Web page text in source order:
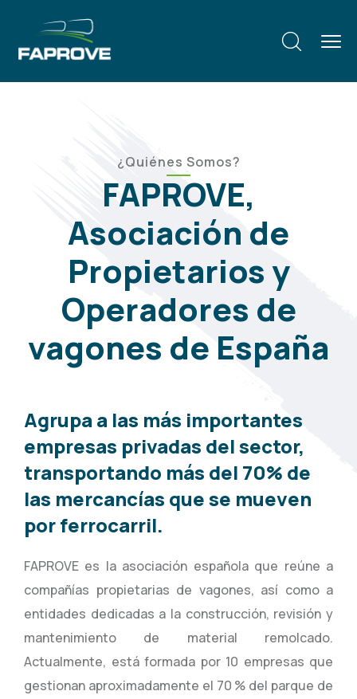
¿Quiénes Somos?
FAPROVE,
Asociación de
Propietarios y
Operadores de
vagones de España
Agrupa a las más importantes
empresas privadas del sector,
transportando más del 70% de
las mercancías que se mueven
por ferrocarril.
FAPROVE es la asociación española que reúne a
compañías propietarias de vagones, así como a
entidades dedicadas a la construcción, revisión y
mantenimiento de material remolcado.
Actualmente, está formada por 10 empresas que
gestionan aproximadamente el 70 % del parque de